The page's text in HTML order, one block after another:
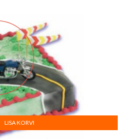
LISA KORVI